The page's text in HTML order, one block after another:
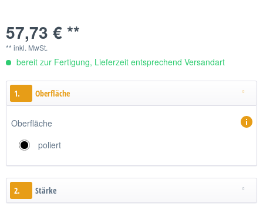
57,73 € **
** inkl. MwSt.
bereit zur Fertigung, Lieferzeit entsprechend Versandart
1. Oberfläche
Oberfläche
poliert
2. Stärke